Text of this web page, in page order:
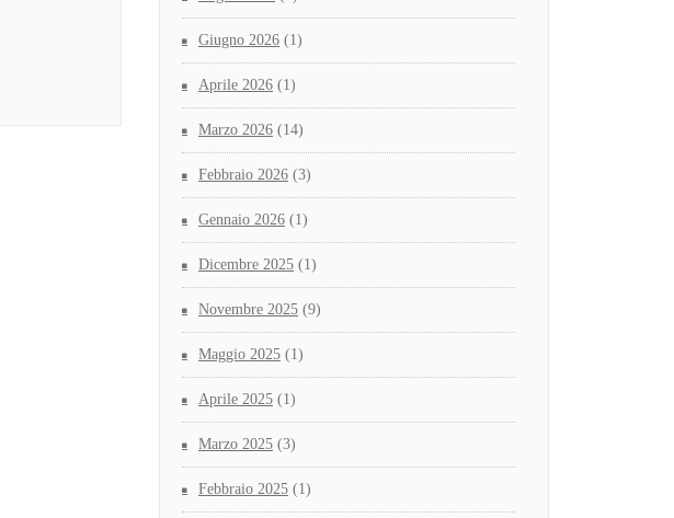
Giugno 2026 (1)
Aprile 2026 (1)
Marzo 2026 (14)
Febbraio 2026 (3)
Gennaio 2026 (1)
Dicembre 2025 (1)
Novembre 2025 (9)
Maggio 2025 (1)
Aprile 2025 (1)
Marzo 2025 (3)
Febbraio 2025 (1)